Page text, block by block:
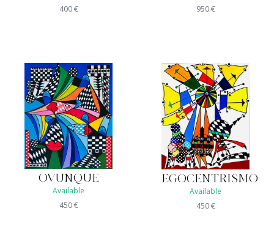
400€
950€
OVUNQUE
Available
450€
EGOCENTRISMO
Available
450€